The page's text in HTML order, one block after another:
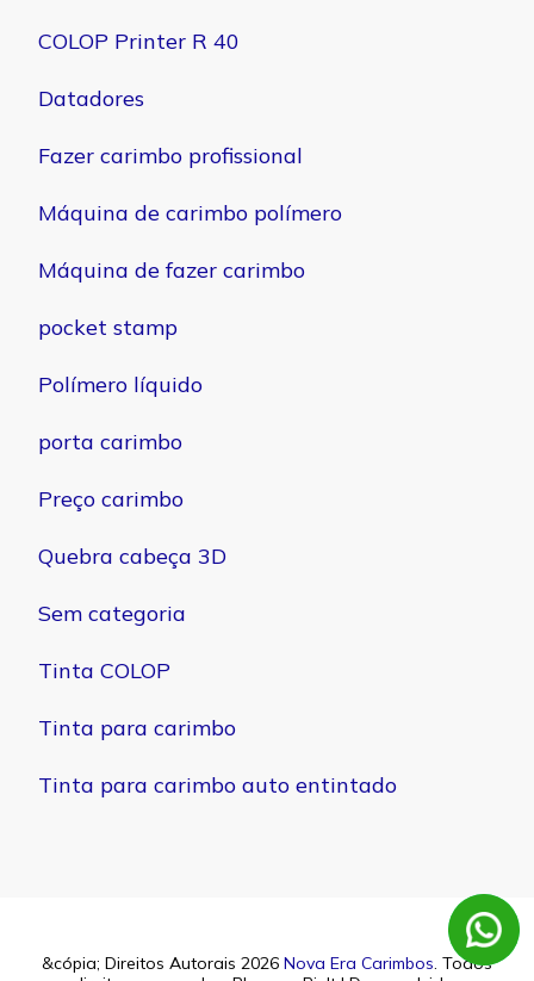
COLOP Printer R 40
Datadores
Fazer carimbo profissional
Máquina de carimbo polímero
Máquina de fazer carimbo
pocket stamp
Polímero líquido
porta carimbo
Preço carimbo
Quebra cabeça 3D
Sem categoria
Tinta COLOP
Tinta para carimbo
Tinta para carimbo auto entintado
&cópia; Direitos Autorais 2026 Nova Era Carimbos . Todos